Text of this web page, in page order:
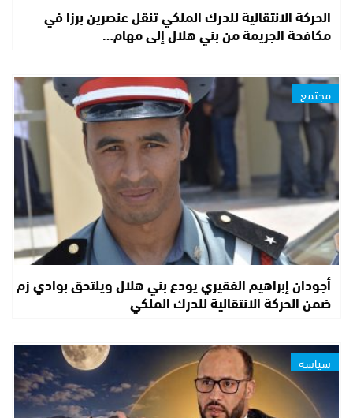
الحركة الانتقالية للدرك الملكي تنقل عنصرين برزا في
مكافحة الجريمة من بني هلال إلى مهام…
مجتمع
أجودان إبراهيم الفقيري يودع بني هلال ويلتحق بوادي زم
ضمن الحركة الانتقالية للدرك الملكي
سياسة